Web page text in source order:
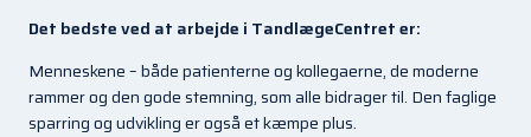
Det bedste ved at arbejde i TandlægeCentret er:
Menneskene – både patienterne og kollegaerne, de moderne
rammer og den gode stemning, som alle bidrager til. Den faglige
sparring og udvikling er også et kæmpe plus.